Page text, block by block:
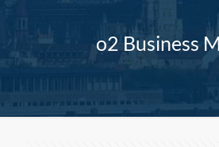
o2 Business